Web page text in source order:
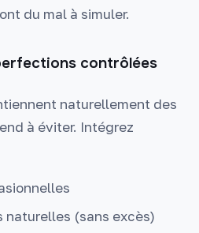
du mal à simuler.
contrôlées
naturellement des
à éviter. Intégrez
naturelles (sans excès)